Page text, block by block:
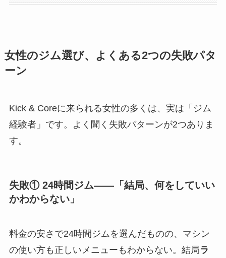
女性のジム選び、よくある2つの失敗パタ
ーン
Kick & Coreに来られる女性の多くは、実は「ジム
経験者」です。よく聞く失敗パターンが2つありま
す。
失敗① 24時間ジム——「結局、何をしていい
かわからない」
料金の安さで24時間ジムを選んだものの、マシン
の使い方も正しいメニューもわからない。結局ラ